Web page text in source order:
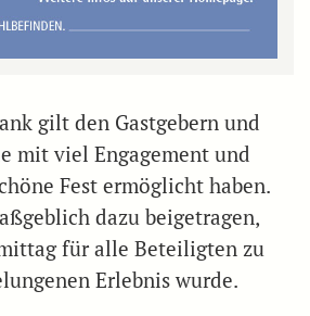
gilt den Gastgebern und
mit viel Engagement und
Fest ermöglicht haben.
dazu beigetragen,
für alle Beteiligten zu
Erlebnis wurde.